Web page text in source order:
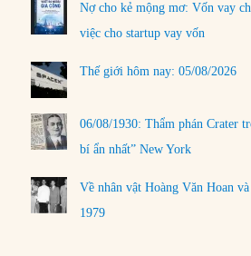
Nợ cho kẻ mộng mơ: Vốn vay
việc cho startup vay vốn
Thế giới hôm nay: 05/08/2026
06/08/1930: Thẩm phán Crater
bí ẩn nhất” New York
Về nhân vật Hoàng Văn Hoan
1979